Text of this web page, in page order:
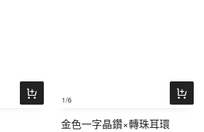
1/6
金色一字晶鑽×轉珠耳環